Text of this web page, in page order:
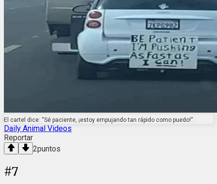
El cartel dice: “Sé paciente, ¡estoy empujando tan rápido como puedo!”.
Daily Animal Videos
Reportar
2puntos
#7